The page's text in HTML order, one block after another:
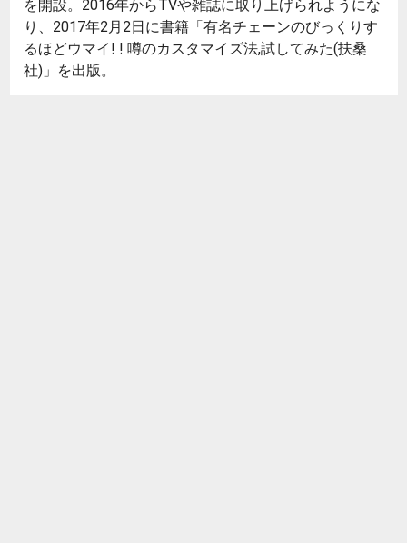
を開設。2016年からTVや雑誌に取り上げられようにな
り、2017年2月2日に書籍「有名チェーンのびっくりす
るほどウマイ! ! 噂のカスタマイズ法,試してみた(扶桑
社)」を出版。